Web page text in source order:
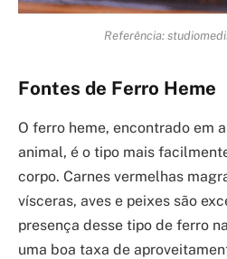
Referência:
Fontes de Ferro Heme
O ferro heme, encontrado em
animal, é o tipo mais
corpo. Carnes vermelhas
vísceras, aves e peixes são
presença desse tipo de ferro
uma boa taxa de